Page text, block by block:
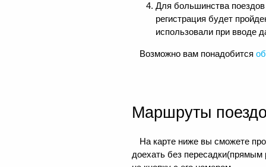
Для большинства поездов
регистрация будет
использовали при вводе
Возможно вам понадобится
Маршруты
На карте ниже вы сможете
доехать без пересадки(прямым